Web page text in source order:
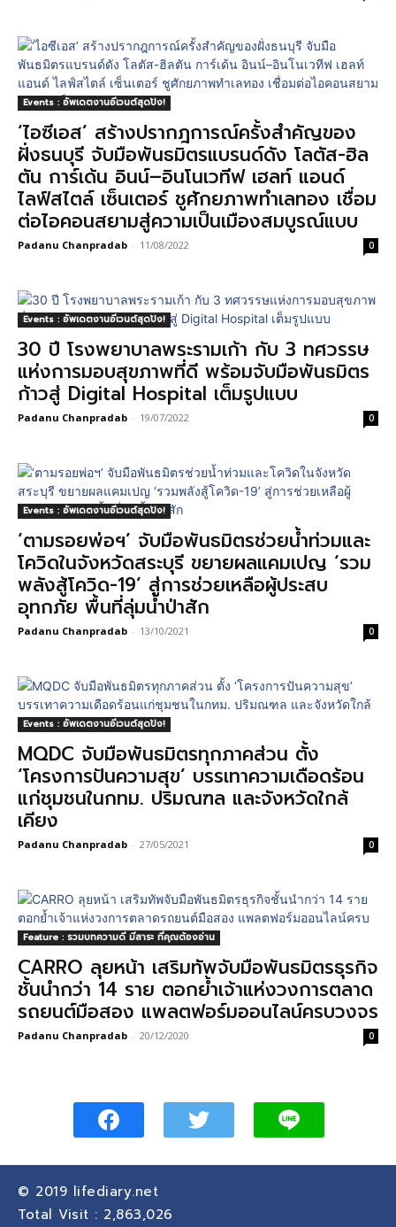
Events : อัพเดตงานอีเวนต์สุดปัง!
‘ไอซีเอส’ สร้างปรากฎการณ์ครั้งสำคัญของ
ฝั่งธนบุรี จับมือพันธมิตรแบรนด์ดัง โลตัส-ฮิล
ตัน การ์เด้น อินน์–อินโนเวทีฟ เฮลท์ แอนด์
ไลฟ์สไตล์ เซ็นเตอร์ ชูศักยภาพทำเลทอง เชื่อม
ต่อไอคอนสยามสู่ความเป็นเมืองสมบูรณ์แบบ
Padanu Chanpradab - 11/08/2022 0
Events : อัพเดตงานอีเวนต์สุดปัง!
30 ปี โรงพยาบาลพระรามเก้า กับ 3 ทศวรรษ
แห่งการมอบสุขภาพที่ดี พร้อมจับมือพันธมิตร
ก้าวสู่ Digital Hospital เต็มรูปแบบ
Padanu Chanpradab - 19/07/2022 0
Events : อัพเดตงานอีเวนต์สุดปัง!
‘ตามรอยพ่อฯ’ จับมือพันธมิตรช่วยน้ำท่วมและ
โควิดในจังหวัดสระบุรี ขยายผลแคมเปญ ‘รวม
พลังสู้โควิด-19’ สู่การช่วยเหลือผู้ประสบ
อุทกภัย พื้นที่ลุ่มน้ำป่าสัก
Padanu Chanpradab - 13/10/2021 0
Events : อัพเดตงานอีเวนต์สุดปัง!
MQDC จับมือพันธมิตรทุกภาคส่วน ตั้ง
‘โครงการปันความสุข’ บรรเทาความเดือดร้อน
แก่ชุมชนในกทม. ปริมณฑล และจังหวัดใกล้
เคียง
Padanu Chanpradab - 27/05/2021 0
Feature : รวมบทความดี มีสาระ ที่คุณต้องอ่าน
CARRO ลุยหน้า เสริมทัพจับมือพันธมิตรธุรกิจ
ชั้นนำกว่า 14 ราย ตอกย้ำเจ้าแห่งวงการตลาด
รถยนต์มือสอง แพลตฟอร์มออนไลน์ครบวงจร
Padanu Chanpradab - 20/12/2020 0
© 2019 lifediary.net
Total Visit : 2,863,026